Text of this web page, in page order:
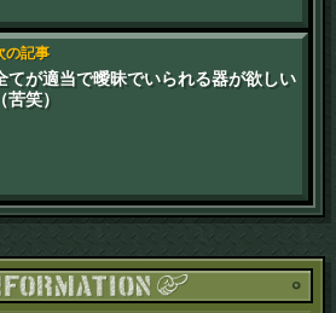
の記事
てが適当で曖昧でいられる器が欲しい
（苦笑）